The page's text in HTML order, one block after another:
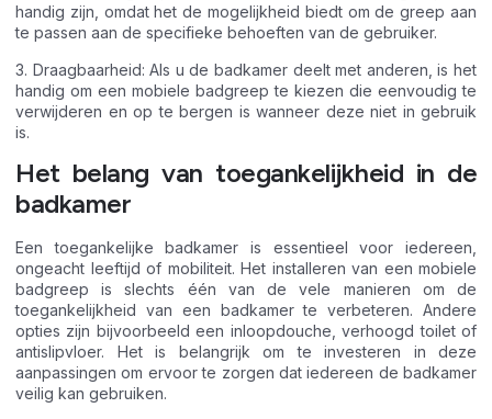
handig zijn, omdat het de mogelijkheid biedt om de greep aan
te passen aan de specifieke behoeften van de gebruiker.
3. Draagbaarheid: Als u de badkamer deelt met anderen, is het
handig om een mobiele badgreep te kiezen die eenvoudig te
verwijderen en op te bergen is wanneer deze niet in gebruik
is.
Het belang van toegankelijkheid in de
badkamer
Een toegankelijke badkamer is essentieel voor iedereen,
ongeacht leeftijd of mobiliteit. Het installeren van een mobiele
badgreep is slechts één van de vele manieren om de
toegankelijkheid van een badkamer te verbeteren. Andere
opties zijn bijvoorbeeld een inloopdouche, verhoogd toilet of
antislipvloer. Het is belangrijk om te investeren in deze
aanpassingen om ervoor te zorgen dat iedereen de badkamer
veilig kan gebruiken.